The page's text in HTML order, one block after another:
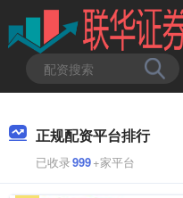
正规配资平台排行
已收录999+家平台